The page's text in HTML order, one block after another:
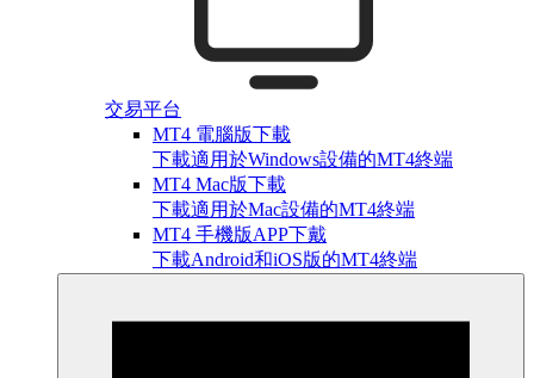
交易平台
MT4 電腦版下載
下載適用於Windows設備的MT4終端
MT4 Mac版下載
下載適用於Mac設備的MT4終端
MT4 手機版APP下戴
下載Android和iOS版的MT4終端